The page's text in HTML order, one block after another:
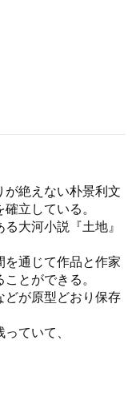
が絶えない朴景利文
立している。
大河小説『土地』
を通じて作品と作家
とができる。
どが原型どおり保存
ていて、